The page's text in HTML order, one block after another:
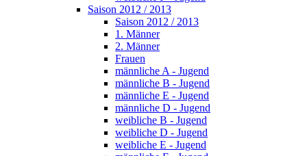
Saison 2012 / 2013
Saison 2012 / 2013
1. Männer
2. Männer
Frauen
männliche A - Jugend
männliche B - Jugend
männliche E - Jugend
männliche D - Jugend
weibliche B - Jugend
weibliche D - Jugend
weibliche E - Jugend